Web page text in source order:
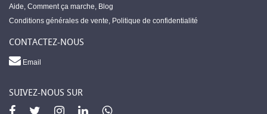
Aide, Comment ça marche, Blog
Conditions générales de vente, Politique de confidentialité
CONTACTEZ-NOUS
Email
SUIVEZ-NOUS SUR